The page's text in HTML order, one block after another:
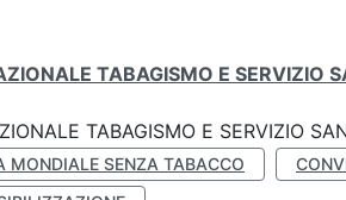
TABAGISMO E SERVIZIO
TABAGISMO E SERVIZIO
MONDIALE SENZA TABACCO